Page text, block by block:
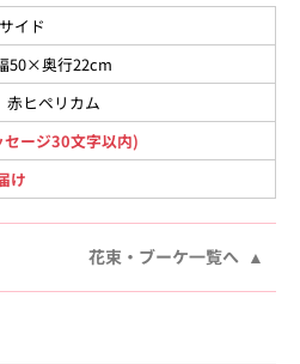
イド
50×奥行22cm
赤ヒペリカム
ージ30文字以内)
け
花束・ブーケ一覧へ